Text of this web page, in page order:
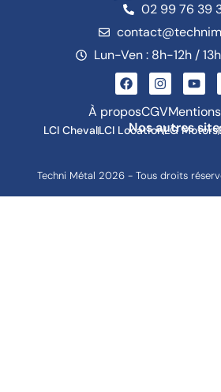
02 99 76 39
Lun-Ven : 8h-12h /
À proposCGV
Nos autres
LCI ChevalLCI LocationLG Motors
Techni Métal 2026 - Tous droits